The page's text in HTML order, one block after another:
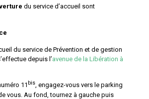
du service d’accueil sont
du service de Prévention et de gestion
depuis l’avenue de la Libération à
11 bis, engagez-vous vers le parking
vous. Au fond, tournez à gauche puis